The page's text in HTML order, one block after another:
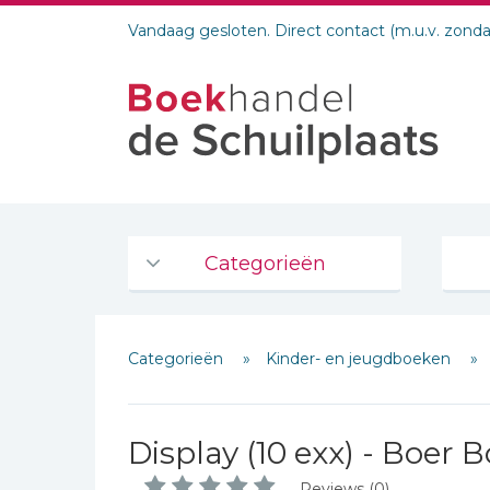
Vandaag gesloten. Direct contact (m.u.v.
Categorieën
De Bijbel
Bijbelse Dagboeken 2026
Bijbelse dagboeken
Bijbelstudie groepen
Categorieën Kinder- en jeugdboeken
Display (10 exx) - Boer